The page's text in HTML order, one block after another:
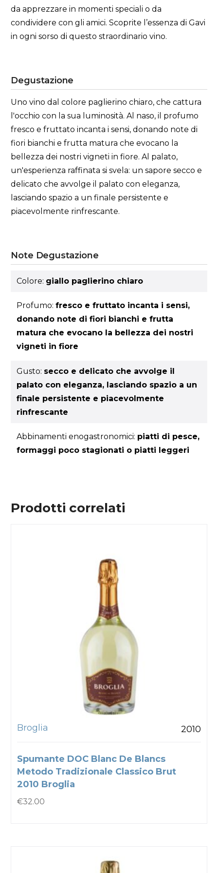
da apprezzare in momenti speciali o da
condividere con gli amici. Scoprite l’essenza di Gavi
in ogni sorso di questo straordinario vino.
Degustazione
Uno vino dal colore paglierino chiaro, che cattura
l'occhio con la sua luminosità. Al naso, il profumo
fresco e fruttato incanta i sensi, donando note di
fiori bianchi e frutta matura che evocano la
bellezza dei nostri vigneti in fiore. Al palato,
un'esperienza raffinata si svela: un sapore secco e
delicato che avvolge il palato con eleganza,
lasciando spazio a un finale persistente e
piacevolmente rinfrescante.
Note Degustazione
Colore: giallo paglierino chiaro
Profumo:fresco e fruttato incanta i sensi,
donando note di fiori bianchi e frutta
matura che evocano la bellezza dei nostri
vigneti in fiore
Gusto: secco e delicato che avvolge il
palato con eleganza, lasciando spazio a un
finale persistente e piacevolmente
rinfrescante
Abbinamenti enogastronomici: piatti di pesce,
formaggi poco stagionati o piatti leggeri
Prodotti correlati
Broglia 2010
Spumante DOC Blanc De Blancs
Metodo Tradizionale Classico Brut
2010 Broglia
€32.00